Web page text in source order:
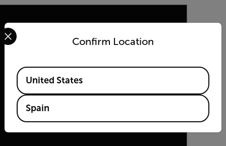
Confirm Location
Select your preferred country and language from the
Available Locations
United States
Spain